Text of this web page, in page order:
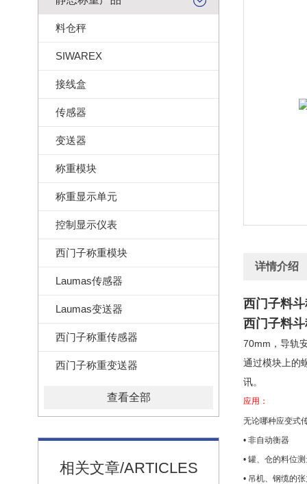
料仓秤
SIWAREX
接线盒
传感器
变送器
称重模块
称重显示单元
控制显示仪表
西门子称重模块
Laumas传感器
Laumas变送器
西门子称重传感器
西门子称重变送器
查看全部
相关文章/ARTICLES
详情介绍
西门子料
西门子料
70mm，导轨
通过模块上的
讯。
应用：
无论哪种应变式
• 非自动衡器
• 罐、仓的料位
• 吊机、钢缆的